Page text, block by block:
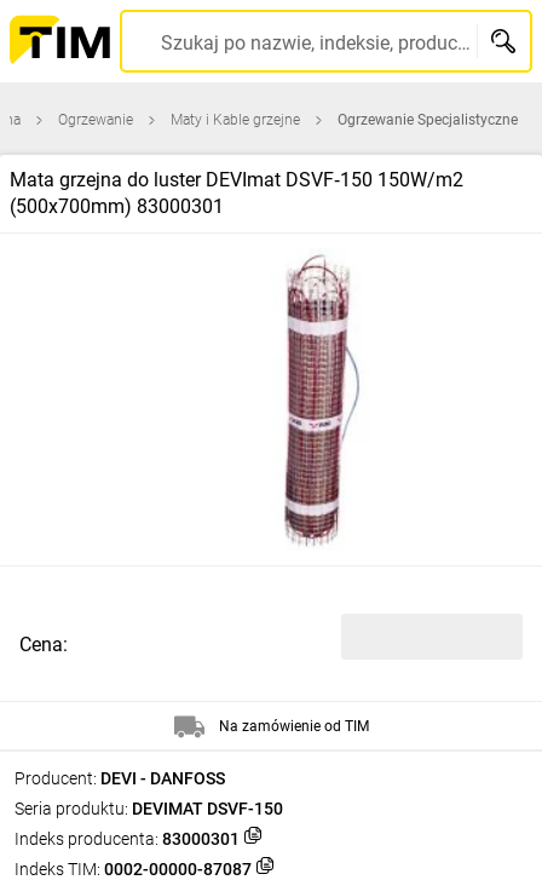
Szukaj po nazwie, indeksie, producencie, kodzie kreskowym...
Ogrzewanie Maty i Kable grzejne Ogrzewanie Specjalistyczne
Mata grzejna do luster DEVImat DSVF‑150 150W/m2
(500x700mm) 83000301
Producent: DEVI - DANFOSS
Seria produktu: DEVIMAT DSVF-150
Indeks producenta: 83000301
Indeks TIM: 0002-00000-87087
Cena:
Na zamówienie od TIM